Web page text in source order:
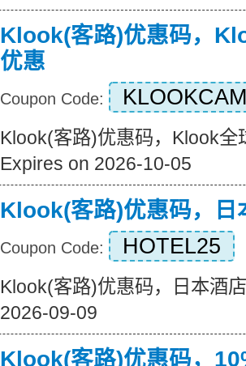
Klook(客路)优惠码，
优惠
Coupon Code:
Klook(客路)优惠码，Klook全
Expires on 2026-10-05
Klook(客路)优惠码，日
Coupon Code: HOTEL25
Klook(客路)优惠码，日本酒
2026-09-09
Klook(客路)优惠码，